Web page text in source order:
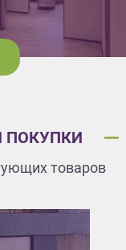
ПОКУПКИ
товаров